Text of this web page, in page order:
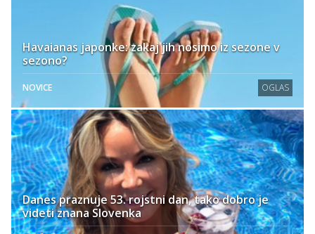
Havaianas japonke: zakaj jih nosimo iz sezone v
sezono?
NOVICE OGLAS
Danes praznuje 53. rojstni dan, tako dobro je
videti znana Slovenka